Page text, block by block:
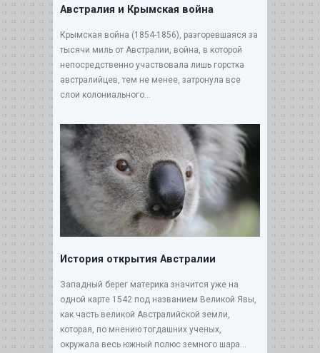
Австралия и Крымская война
Крымская война (1854-1856), разгоревшаяся за
тысячи миль от Австралии, война, в которой
непосредственно участвовала лишь горстка
австралийцев, тем не менее, затронула все
слои колониального...
История открытия Австралии
Западный берег материка значится уже на
одной карте 1542 под названием Великой Явы,
как часть великой Австралийской земли,
которая, по мнению тогдашних ученых,
окружала весь южный полюс земного шара...